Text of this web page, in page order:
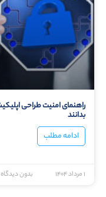
بدانند
ادامه مطلب
۱ مرداد ۱۴۰۴ بدون دیدگاه